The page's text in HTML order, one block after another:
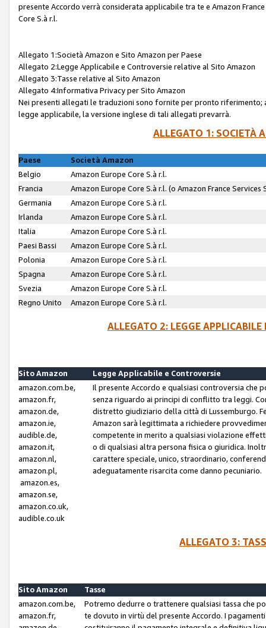
presente Accordo verrà considerata applicabile tra te e Amazon
Core S.à r.l.
Allegato 1:Società Amazon e Sito Amazon per Paese
Allegato 2:Legge Applicabile e Controversie relative al Sito Amazon
Allegato 3:Tasse relative al Sito Amazon
Allegato 4:Informativa Privacy per Sito Amazon
Nei presenti allegati le traduzioni sono fornite per pronto riferimento;
legge applicabile, la versione inglese di tali allegati prevarrà.
ALLEGATO 1: SOCIETÀ
Paese
Società Amazon
Belgio
Amazon Europe Core S.à r.l.
Francia
Amazon Europe Core S.à r.l. (o Amazon France
Germania
Amazon Europe Core S.à r.l.
Irlanda
Amazon Europe Core S.à r.l.
Italia
Amazon Europe Core S.à r.l.
Paesi Bassi
Amazon Europe Core S.à r.l.
Polonia
Amazon Europe Core S.à r.l.
Spagna
Amazon Europe Core S.à r.l.
Svezia
Amazon Europe Core S.à r.l.
Regno Unito
Amazon Europe Core S.à r.l.
ALLEGATO 2: LEGGE
Sito Amazon
Legge Applicabile e Controversie
amazon.com.be,
amazon.fr,
amazon.de,
amazon.ie,
audible.de,
amazon.it,
amazon.nl,
amazon.pl,
amazon.es,
amazon.se,
amazon.co.uk,
audible.co.uk
Il presente Accordo e qualsiasi controversia che
senza riguardo ai principi di conflitto tra leggi.
distretto giudiziario della città di Lussemburgo.
Amazon sarà legittimata a richiedere
competente in merito a qualsiasi violazione
o di qualsiasi altra persona fisica o giuridica.
carattere speciale, unico, straordinario,
adeguatamente risarcita come danno pecuniario.
ALLEGATO 3:
Sito Amazon
Tasse
amazon.com.be,
amazon.fr,
Potremo dedurre o trattenere qualsiasi tassa che
te dovuto in virtù del presente Accordo. I